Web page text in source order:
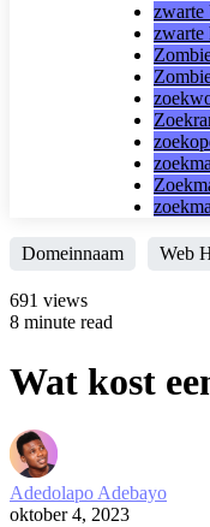
zwarte
Domeinnaam Web
691 views
8 minute read
Wat kost
Adedolapo Adebayo
oktober 4, 2023